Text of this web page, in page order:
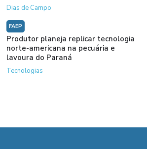
Dias de Campo
FAEP
Produtor planeja replicar tecnologia
norte-americana na pecuária e
lavoura do Paraná
Tecnologias